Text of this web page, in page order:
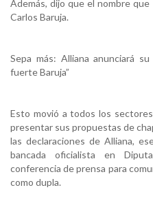
Además, dijo que el nombre
Carlos Baruja.
Sepa más: Alliana anunciará
fuerte Baruja”
Esto movió a todos los
presentar sus propuestas de
las declaraciones de Alliana,
bancada oficialista en
conferencia de prensa para
como dupla.